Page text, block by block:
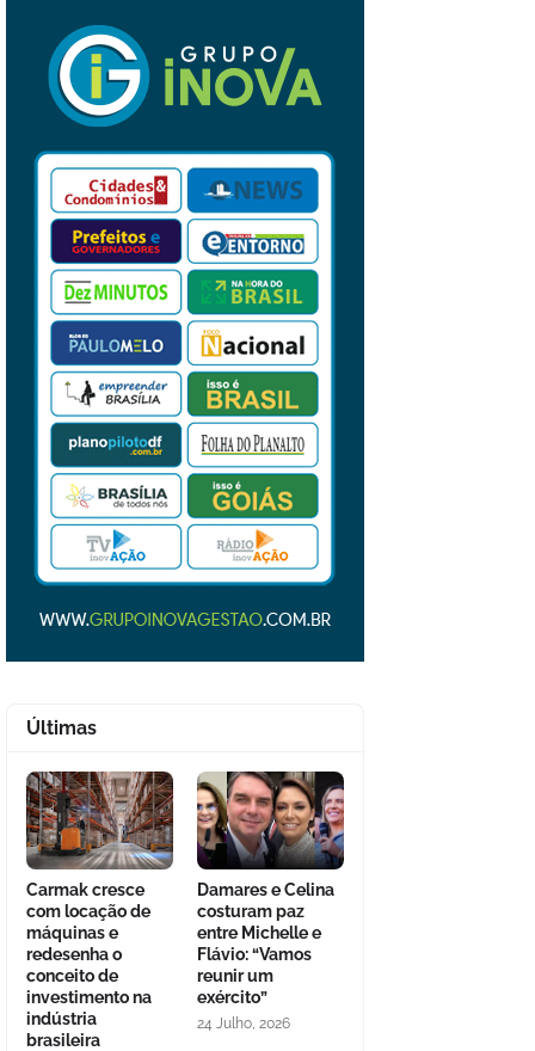
Últimas
Carmak cresce
com locação de
máquinas e
redesenha o
conceito de
investimento na
indústria
brasileira
Damares e Celina
costuram paz
entre Michelle e
Flávio: “Vamos
reunir um
exército”
24 Julho, 2026